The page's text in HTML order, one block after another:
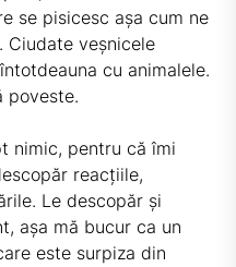
se pisicesc așa cum ne
Ciudate veșnicele
cu animalele.
poveste.
nimic, pentru că îmi
reacțiile,
Le descopăr și
așa mă bucur ca un
este surpiza din